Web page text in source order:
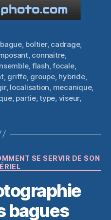
bague, boîtier, cadrage,
, connaitre,
, flash,focale,
, griffe, groupe, hybride,
, localisation, mecanique,
, partie,type, viseur,
CatégoriesSE SERVIR DE SON
bagues